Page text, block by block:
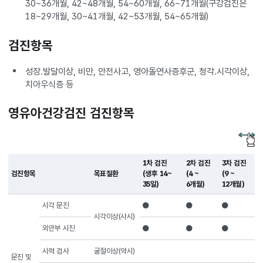
30~36개월, 42~48개월, 54~60개월, 66~71개월(구강검진은
18~29개월, 30~41개월, 42~53개월, 54~65개월)
검진항목
성장.발달이상, 비만, 안전사고, 영아돌연사증후군, 청각.시각이상,
치아우식증 등
영유아건강검진 검진항목
검진항목 목표질환
1차 검진
(생후 14~
35일)
2차 검진
(4 ~
6개월)
3차 검진
(9 ~
12개월)
문진 및
시각 문진
시각이상(사시)
● ● ●
외안부 시진 ● ● ●
시력 검사 굴절이상(약시)